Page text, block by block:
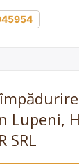
Lupeni,
SRL